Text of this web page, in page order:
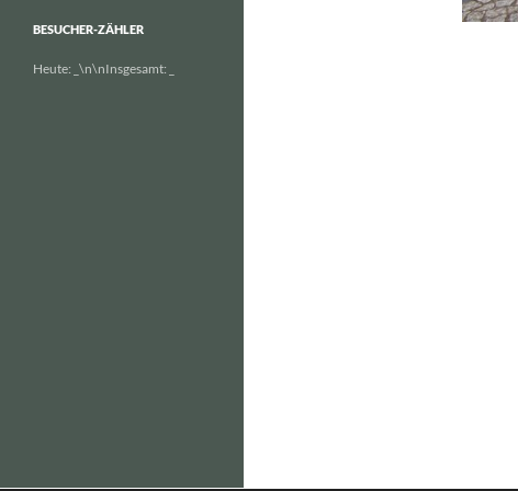
BESUCHER-ZÄHLER
Heute: \n\nInsgesamt: